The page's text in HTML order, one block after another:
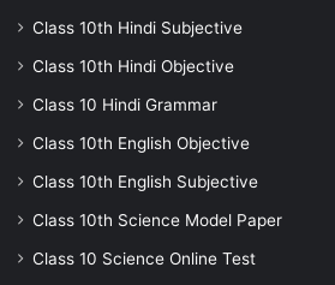
Class 10th Hindi Subjective
Class 10th Hindi Objective
Class 10 Hindi Grammar
Class 10th English Objective
Class 10th English Subjective
Class 10th Science Model Paper
Class 10 Science Online Test